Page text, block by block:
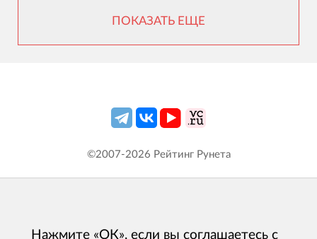
ПОКАЗАТЬ ЕЩЕ
©2007-2026 Рейтинг Рунета
Нажмите «ОК», если вы соглашаетесь с